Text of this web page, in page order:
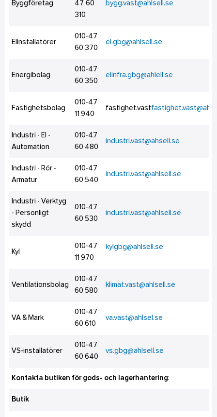
Byggföretag
47 60
310
bygg.vast@ahlsell.se
Elinstallatörer
010-47
60 370
el.gbg@ahlsell.se
Energibolag
010-47
60 350
elinfra.gbg@ahlell.se
Fastighetsbolag
010-47
11 940
fastighet.vast
Industri - El -
Automation
010-47
60 480
industri.vast@ahsell.se
Industri - Rör -
Armatur
010-47
60 540
industri.vast@ahlsell.se
Industri - Verktyg
- Personligt
skydd
010-47
60 530
industri.vast@ahlsell.se
Kyl
010-47
11 970
kylgbg@ahlsell.se
Ventilationsbolag
010-47
60 580
klimat.vast@ahlsell.se
VA & Mark
010-47
60 610
va.vast@ahlsel.se
VS-installatörer
010-47
60 640
vs.gbg@ahlsell.se
Kontakta butiken för gods- och lagerhantering:
Butik